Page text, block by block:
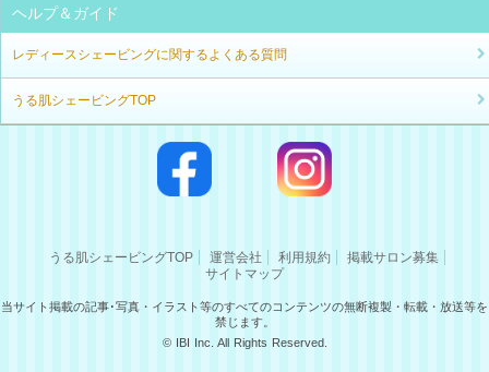
ヘルプ＆ガイド
レディースシェービングに関するよくある質問
うる肌シェービングTOP
うる肌シェービングTOP 運営会社 利用規約
掲載サロン募集
サイトマップ
当サイト掲載の記事･写真・イラスト等のすべてのコンテンツの無断複製・転載・放送等を
禁じます。
© IBI Inc. All Rights Reserved.